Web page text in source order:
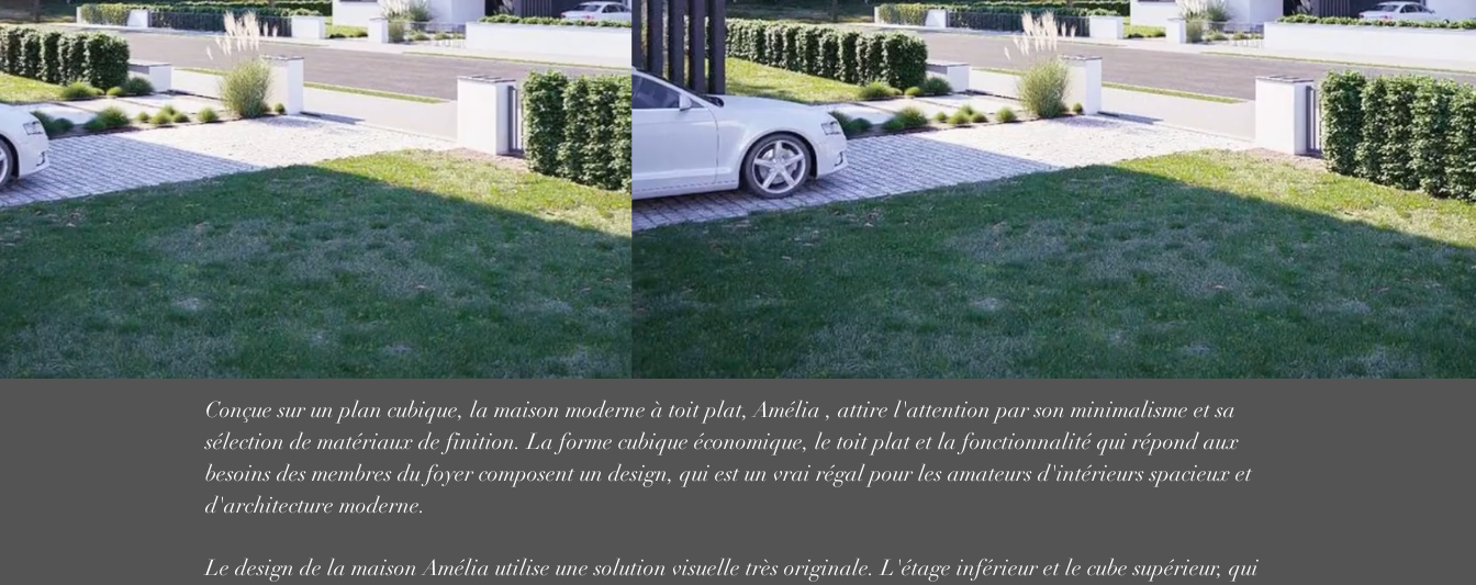
Conçue sur un plan cubique, la maison moderne à toit plat, Amélia , attire l'attention par son minimalisme et sa
sélection de matériaux de finition. La forme cubique économique, le toit plat et la fonctionnalité qui répond aux
besoins des membres du foyer composent un design, qui est un vrai régal pour les amateurs d'intérieurs spacieux et
d'architecture moderne.
Le design de la maison Amélia utilise une solution visuelle très originale. L'étage inférieur et le cube supérieur, qui